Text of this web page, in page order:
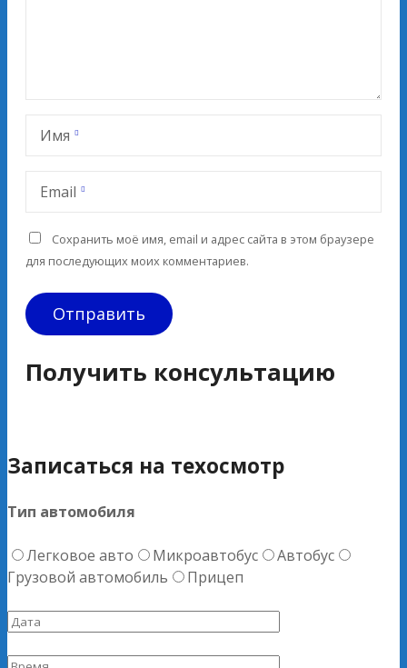
Имя
Email
Сохранить моё имя, email и адрес сайта в этом браузере
для последующих моих комментариев.
Получить консультацию
Записаться на техосмотр
Тип автомобиля
Легковое авто Микроавтобус
Автобус
Грузовой автомобиль
Прицеп